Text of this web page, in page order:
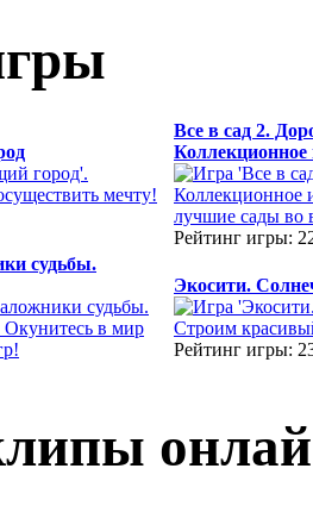
Все в сад 2.
Коллекционное
Рейтинг игры:
судьбы.
Экосити.
Рейтинг игры: